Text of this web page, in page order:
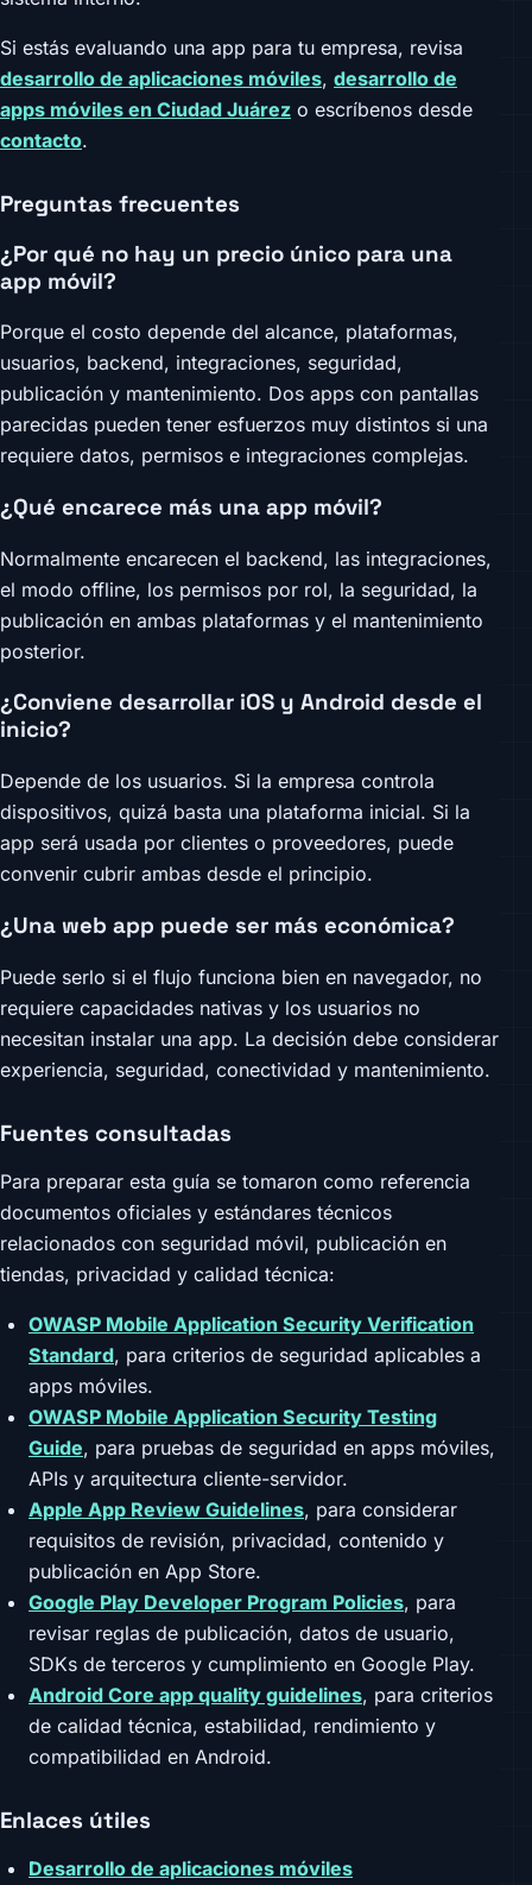
Si estás evaluando una app para tu empresa, revisa
desarrollo de aplicaciones móviles, desarrollo de
apps móviles en Ciudad Juárez o escríbenos desde
contacto.
Preguntas frecuentes
¿Por qué no hay un precio único para una
app móvil?
Porque el costo depende del alcance, plataformas,
usuarios, backend, integraciones, seguridad,
publicación y mantenimiento. Dos apps con pantallas
parecidas pueden tener esfuerzos muy distintos si una
requiere datos, permisos e integraciones complejas.
¿Qué encarece más una app móvil?
Normalmente encarecen el backend, las integraciones,
el modo offline, los permisos por rol, la seguridad, la
publicación en ambas plataformas y el mantenimiento
posterior.
¿Conviene desarrollar iOS y Android desde el
inicio?
Depende de los usuarios. Si la empresa controla
dispositivos, quizá basta una plataforma inicial. Si la
app será usada por clientes o proveedores, puede
convenir cubrir ambas desde el principio.
¿Una web app puede ser más económica?
Puede serlo si el flujo funciona bien en navegador, no
requiere capacidades nativas y los usuarios no
necesitan instalar una app. La decisión debe considerar
experiencia, seguridad, conectividad y mantenimiento.
Fuentes consultadas
Para preparar esta guía se tomaron como referencia
documentos oficiales y estándares técnicos
relacionados con seguridad móvil, publicación en
tiendas, privacidad y calidad técnica:
OWASP Mobile Application Security Verification
Standard, para criterios de seguridad aplicables a
apps móviles.
OWASP Mobile Application Security Testing
Guide, para pruebas de seguridad en apps móviles,
APIs y arquitectura cliente-servidor.
Apple App Review Guidelines, para considerar
requisitos de revisión, privacidad, contenido y
publicación en App Store.
Google Play Developer Program Policies, para
revisar reglas de publicación, datos de usuario,
SDKs de terceros y cumplimiento en Google Play.
Android Core app quality guidelines, para criterios
de calidad técnica, estabilidad, rendimiento y
compatibilidad en Android.
Enlaces útiles
Desarrollo de aplicaciones móviles